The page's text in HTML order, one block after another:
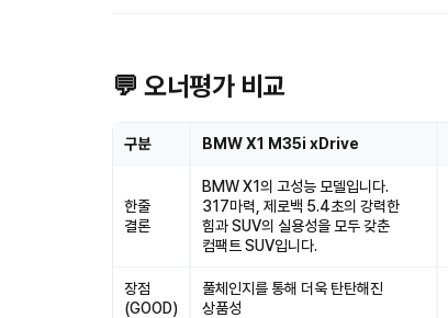
💬 오너평가 비교
구분 BMW X1 M35i xDrive
한줄
결론
BMW X1의 고성능 모델입니다.
317마력, 제로백 5.4초의 강력한
힘과 SUV의 실용성을 모두 갖춘
컴팩트 SUV입니다.
장점
(GOOD)
풀체인지를 통해 더욱 탄탄해진
상품성